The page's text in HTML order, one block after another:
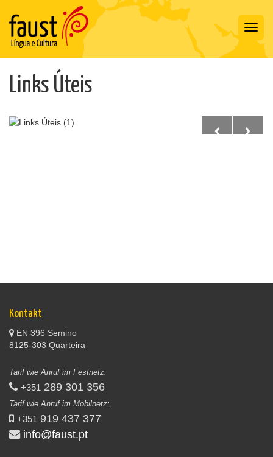
Links Úteis
Kontakt
EN 396 Semino
8125-303 Quarteira
Tarif wie Anruf im Festnetz:
+351 289 301 356
Tarif wie Anruf im Mobilnetz:
+351 919 437 377
info@faust.pt